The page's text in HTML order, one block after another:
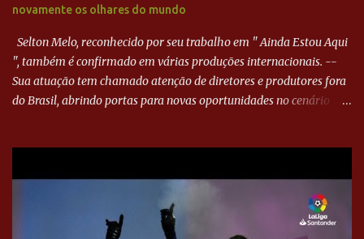
outra boa chance, mas parou no goleiro. Gol para matar espera...
novamente os olhares do mundo
Selton Melo, reconhecido por seu trabalho em " Ainda Estou Aqui
", também é confirmado em várias produções internacionais. --
Sua atuação tem chamado atenção de diretores e produtores fora
do Brasil, abrindo portas para novas oportunidades no cenário